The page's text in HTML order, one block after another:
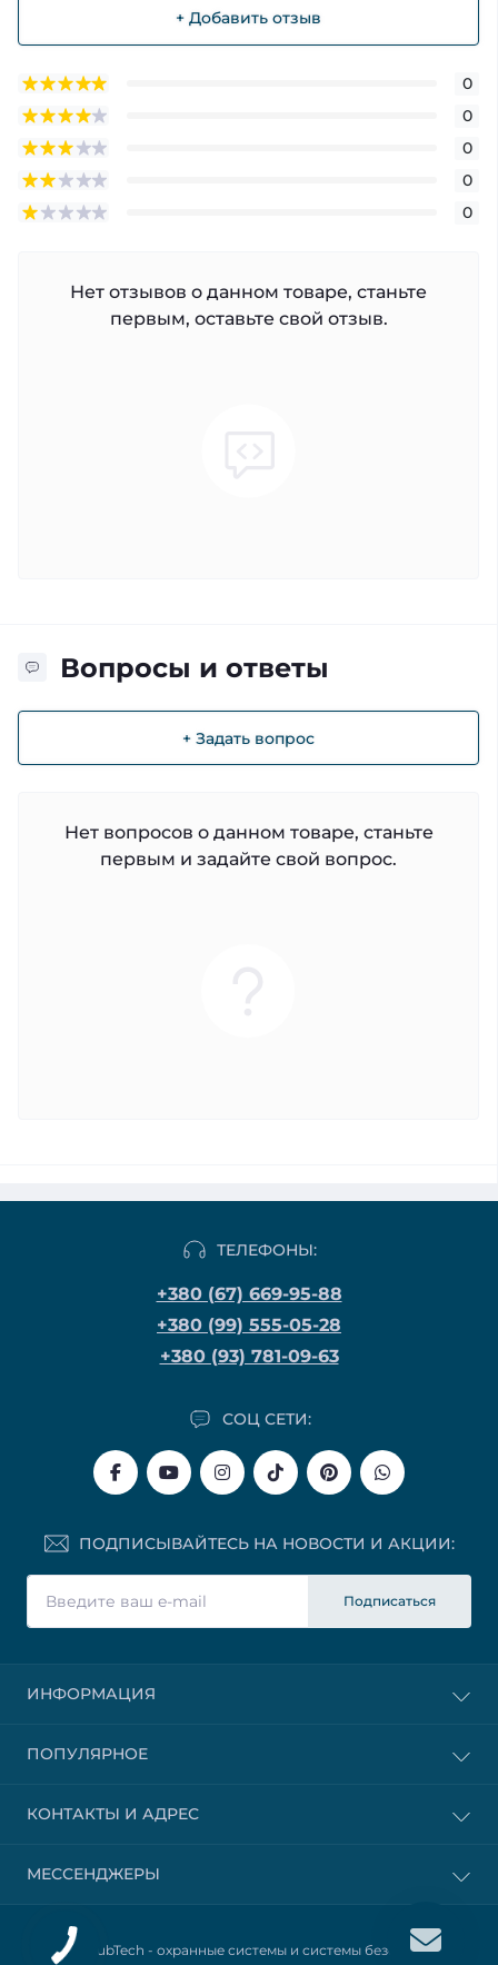
+ Добавить отзыв
0
0
0
0
0
Нет отзывов о данном товаре, станьте
первым, оставьте свой отзыв.
Вопросы и ответы
+ Задать вопрос
Нет вопросов о данном товаре, станьте
первым и задайте свой вопрос.
ТЕЛЕФОНЫ:
+380 (67) 669-95-88
+380 (99) 555-05-28
+380 (93) 781-09-63
СОЦ СЕТИ:
ПОДПИСЫВАЙТЕСЬ НА НОВОСТИ И АКЦИИ:
Подписаться
ИНФОРМАЦИЯ
ПОПУЛЯРНОЕ
КОНТАКТЫ И АДРЕС
МЕССЕНДЖЕРЫ
© 2025 HubTech - охранные системы и системы безопасности